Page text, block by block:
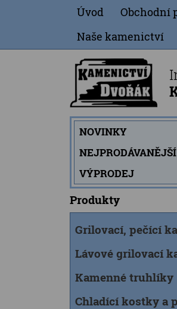
Úvod Obchodní
Naše kamenictví
NOVINKY
NEJPRODÁVANĚJŠÍ
VÝPRODEJ
Produkty
Grilovací, pečící
Lávové grilovací
Kamenné truhlíky
Chladící kostky a